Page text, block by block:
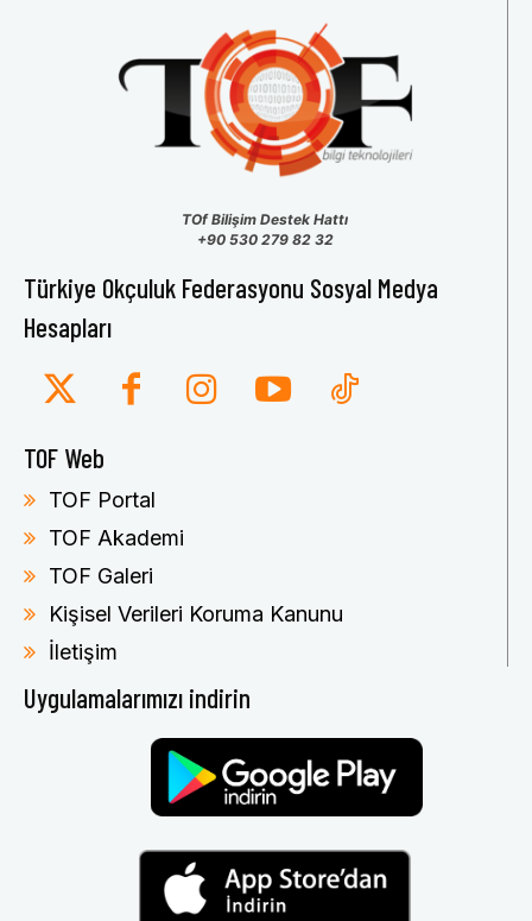
TOf Bilişim Destek Hattı
+90 530 279 82 32
Türkiye Okçuluk Federasyonu Sosyal Medya
Hesapları
TOF Web
TOF Portal
TOF Akademi
TOF Galeri
Kişisel Verileri Koruma Kanunu
İletişim
Uygulamalarımızı indirin